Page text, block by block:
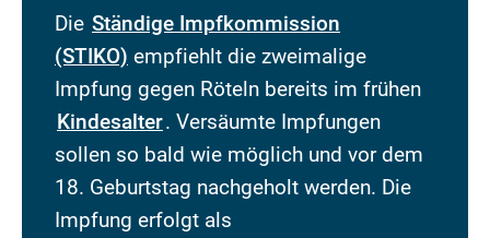
Die Ständige Impfkommission
(STIKO) empfiehlt die zweimalige
Impfung gegen Röteln bereits im frühen
Kindesalter. Versäumte Impfungen
sollen so bald wie möglich und vor dem
18. Geburtstag nachgeholt werden. Die
Impfung erfolgt als